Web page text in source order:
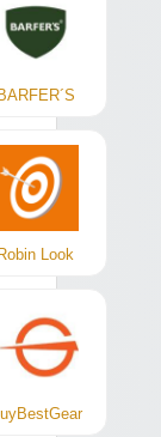
BARFER´S
Robin Look